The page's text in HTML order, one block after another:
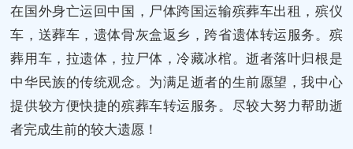
在国外身亡运回中国，尸体跨国运输殡葬车出租，殡仪
车，送葬车，遗体骨灰盒返乡，跨省遗体转运服务。殡
葬用车，拉遗体，拉尸体，冷藏冰棺。逝者落叶归根是
中华民族的传统观念。为满足逝者的生前愿望，我中心
提供较方便快捷的殡葬车转运服务。尽较大努力帮助逝
者完成生前的较大遗愿！